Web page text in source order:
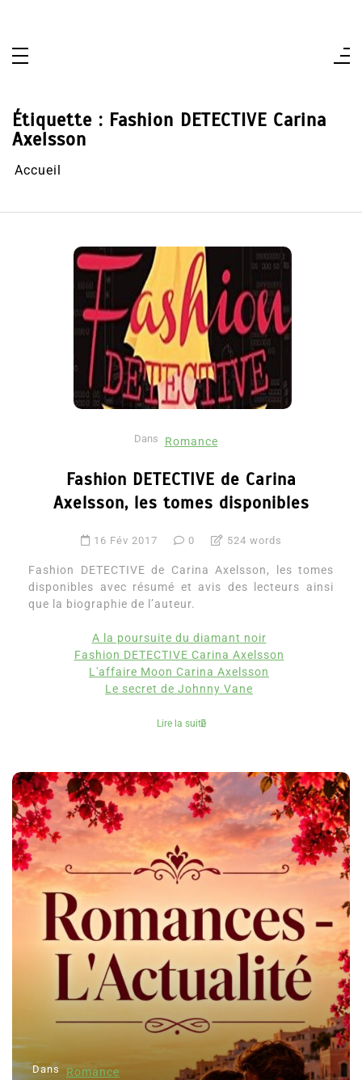
Étiquette : Fashion DETECTIVE Carina
Axelsson
Accueil
Dans Romance
Fashion DETECTIVE de Carina
Axelsson, les tomes disponibles
16 Fév 2017 0 524 words
Fashion DETECTIVE de Carina Axelsson, les tomes
disponibles avec résumé et avis des lecteurs ainsi
que la biographie de l’auteur.
A la poursuite du diamant noir
Fashion DETECTIVE Carina Axelsson
L'affaire Moon Carina Axelsson
Le secret de Johnny Vane
Lire la suite
Dans Romance